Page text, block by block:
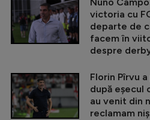
victoria cu
departe de
facem în
despre
Florin Pîrvu
după eșecul
au venit din
reclamam